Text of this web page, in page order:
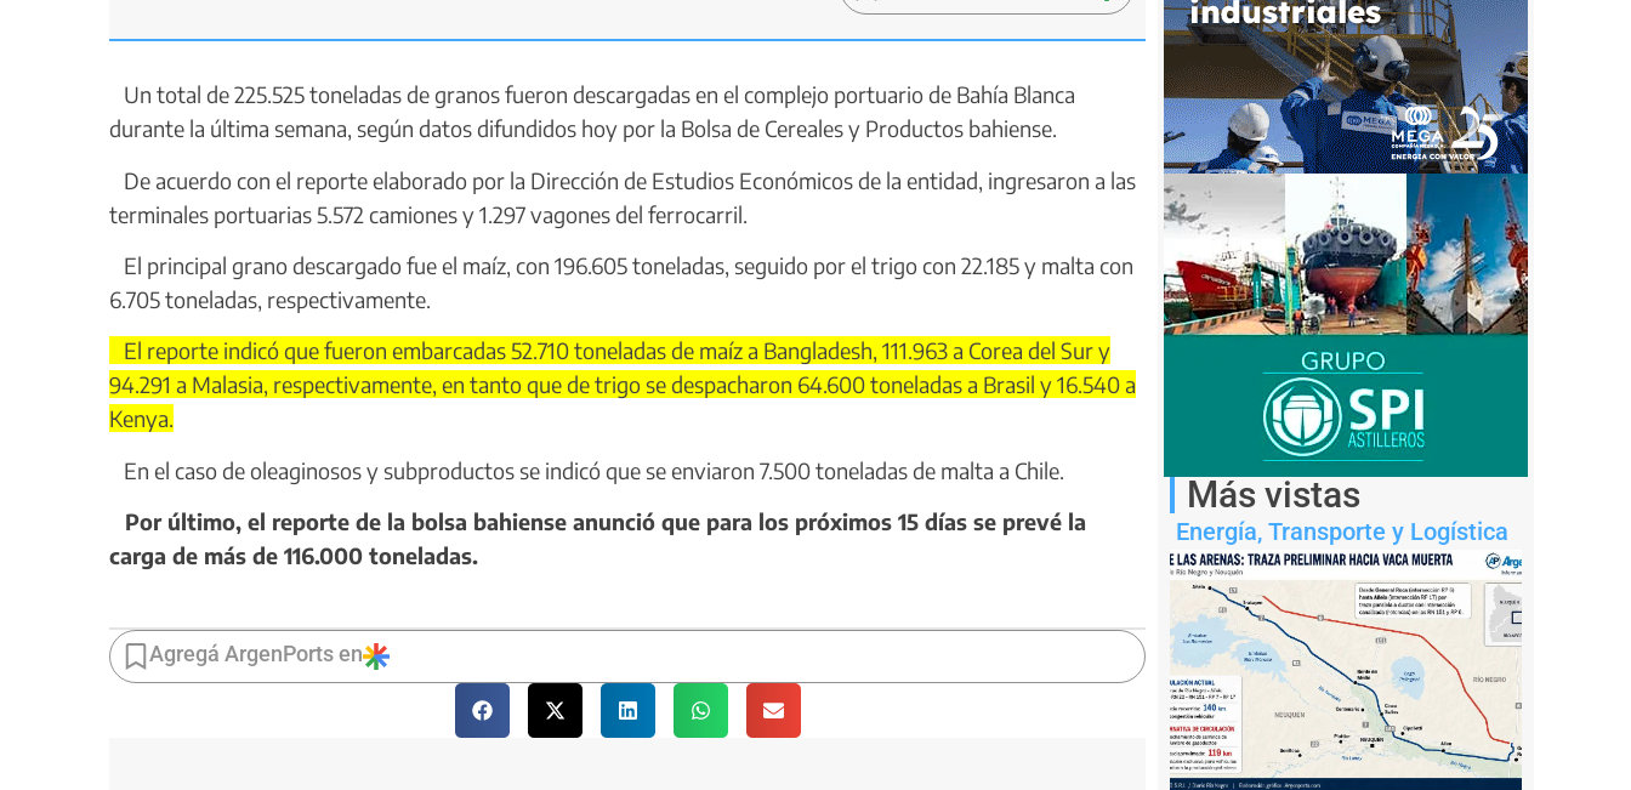
Un total de 225.525 toneladas de granos fueron descargadas en el complejo portuario de Bahía Blanca
durante la última semana, según datos difundidos hoy por la Bolsa de Cereales y Productos bahiense.
De acuerdo con el reporte elaborado por la Dirección de Estudios Económicos de la entidad, ingresaron a las
terminales portuarias 5.572 camiones y 1.297 vagones del ferrocarril.
El principal grano descargado fue el maíz, con 196.605 toneladas, seguido por el trigo con 22.185 y malta con
6.705 toneladas, respectivamente.
El reporte indicó que fueron embarcadas 52.710 toneladas de maíz a Bangladesh, 111.963 a Corea del Sur y
94.291 a Malasia, respectivamente, en tanto que de trigo se despacharon 64.600 toneladas a Brasil y 16.540 a
Kenya.
En el caso de oleaginosos y subproductos se indicó que se enviaron 7.500 toneladas de malta a Chile.
Por último, el reporte de la bolsa bahiense anunció que para los próximos 15 días se prevé la
carga de más de 116.000 toneladas.
Agregá ArgenPorts en
Más vistas
Energía, Transporte y Logística